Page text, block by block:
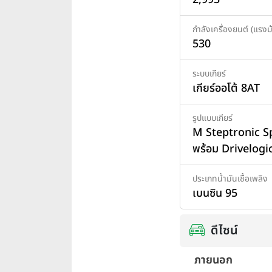
กำลังเครื่องยนต์ (แรง
530
ระบบเกียร์
เกียร์ออโต้ 8AT
รูปแบบเกียร์
M Steptronic
พร้อม
ประเภทน้ำมันเชื้อเพลิง
เบนซิน 95
ดีไซน์
ภายนอก